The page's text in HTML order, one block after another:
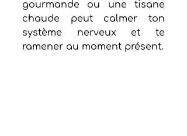
gourmande ou une tisane
chaude peut calmer ton
système nerveux et te
ramener au moment présent.